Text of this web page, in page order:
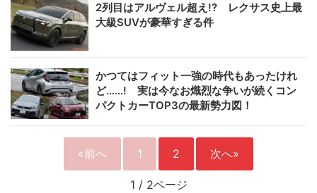
2列目はアルヴェル超え!? レクサス史上最
大級SUVが豪華すぎる件
かつてはフィット一強の時代もあったけれ
ど……! 実は今なお熾烈な争いが続くコン
パクトカーTOP3の最新勢力図！
«前へ 1 2 次へ»
1 / 2ページ